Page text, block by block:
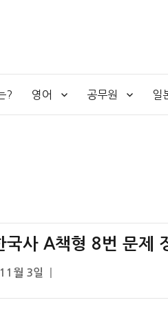
? 영어 공무원 일
사 A책형 8번 문제
월 3일